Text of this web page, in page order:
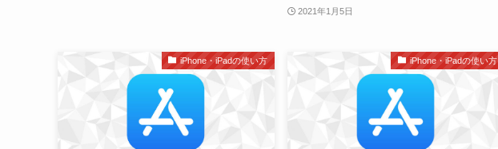
2021年1月5日
iPhone・iPadの使い方 iPhone・iPadの使い方